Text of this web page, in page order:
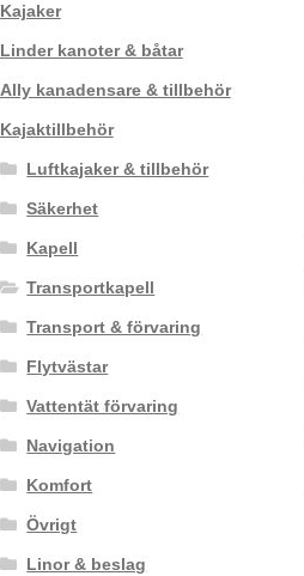
Kajaker
Linder kanoter & båtar
Ally kanadensare & tillbehör
Kajaktillbehör
Luftkajaker & tillbehör
Säkerhet
Kapell
Transportkapell
Transport & förvaring
Flytvästar
Vattentät förvaring
Navigation
Komfort
Övrigt
Linor & beslag